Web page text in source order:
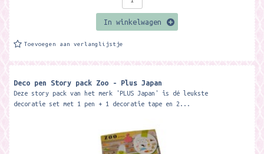
In winkelwagen
Toevoegen aan verlanglijstje
Deco pen Story pack Zoo - Plus Japan
Deze story pack van het merk 'PLUS Japan' is dé leukste
decoratie set met 1 pen + 1 decoratie tape en 2...